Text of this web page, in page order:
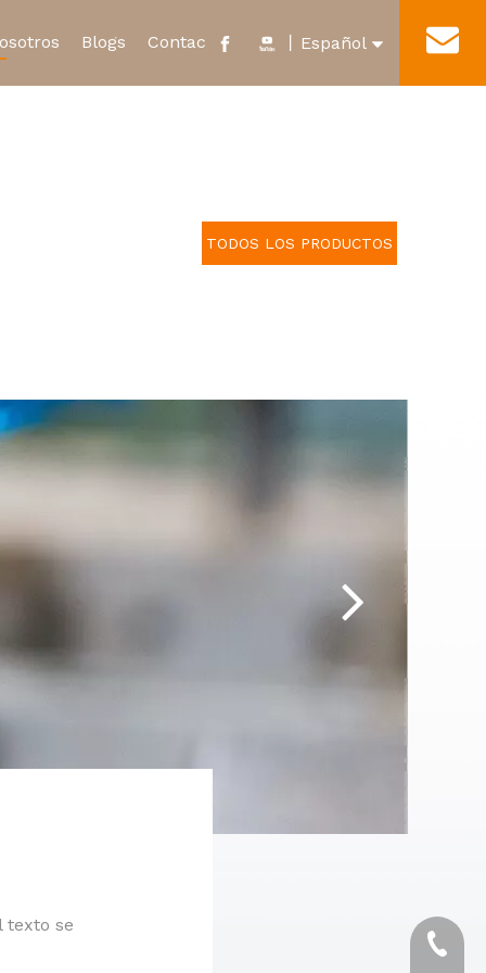
Microinterruptor impermeable
Blogs Contacto Español
Français
TODOS LOS PRODUCTOS
texto se
+86-